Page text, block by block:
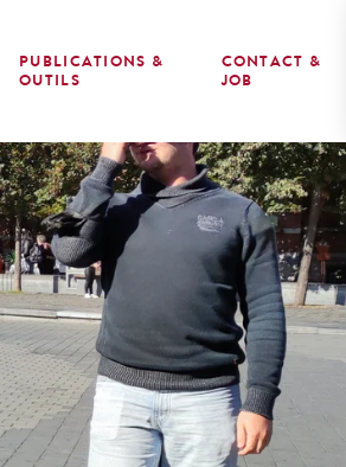
PUBLICATIONS &
OUTILS
CONTACT &
JOB